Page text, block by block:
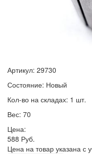
Артикул: 29730
Состояние: Новый
Кол-во на складах: 1 шт.
Вес: 70
Цена:
588 Руб.
Цена на товар указана с